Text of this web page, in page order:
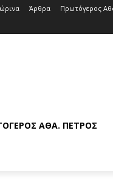
Άρθρα Πρωτόγερος
ΑΘΆ. ΠΈΤΡΟΣ